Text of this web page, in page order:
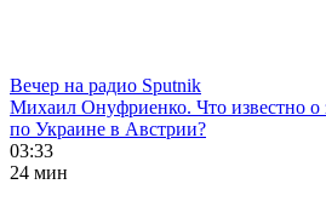
Вечер на радио Sputnik
Михаил Онуфриенко. Что известно о
по Украине в Австрии?
03:33
24 мин